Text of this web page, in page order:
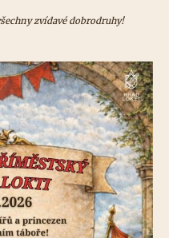
zvídavé dobrodruhy!